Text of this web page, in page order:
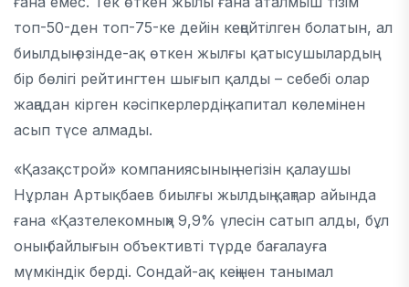
топ-50-ден топ-75-ке дейін кеңейтілген болатын, ал
биылдың өзінде-ақ өткен жылғы қатысушылардың
бір бөлігі рейтингтен шығып қалды – себебі олар
жаңадан кірген кәсіпкерлердің капитал көлемінен
асып түсе алмады.
«Қазақстрой» компаниясының негізін қалаушы
Нұрлан Артықбаев биылғы жылдың қаңтар айында
ғана «Қазтелекомның» 9,9% үлесін сатып алды, бұл
оның байлығын объективті түрде бағалауға
мүмкіндік берді. Сондай-ақ кеңінен танымал